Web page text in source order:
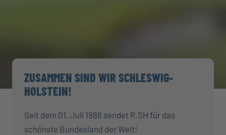
ZUSAMMEN SIND WIR SCHLESWIG-
HOLSTEIN!
Seit dem 01. Juli 1986 sendet R.SH für das
schönste Bundesland der Welt!